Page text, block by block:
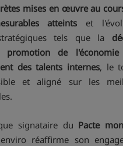
mises en œuvre au
atteints et
tels que la
promotion de l'économie
des talents internes, le
et aligné sur les
signataire du Pacte
enviro réaffirme son